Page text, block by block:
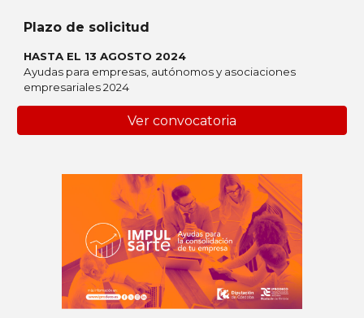
Plazo de solicitud
HASTA EL 13 AGOSTO 2024
Ayudas para empresas, autónomos y asociaciones
empresariales 2024
Ver convocatoria